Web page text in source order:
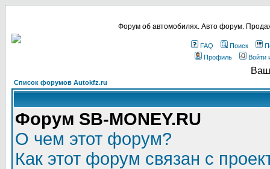
Форум об автомобилях. Авто форум.
FAQ Поиск
Профиль
Войти
Список форумов Autokfz.ru
Форум SB-MONEY.RU
О чем этот форум?
Как этот форум связан с